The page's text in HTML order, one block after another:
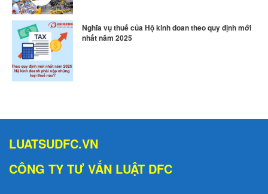
Nghĩa vụ thuế của Hộ kinh doan theo quy định mới
nhất năm 2025
LUATSUDFC.VN
CÔNG TY TƯ VẤN LUẬT DFC